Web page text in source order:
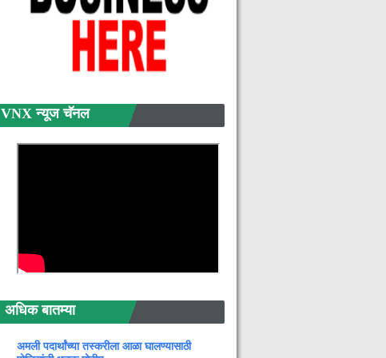
VNX न्यूज चॅनल
अधिक बातम्या
अमली पदार्थांच्या तस्करीला आळा घालण्यासाठी